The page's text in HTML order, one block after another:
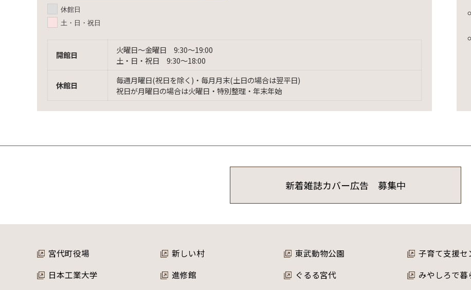
休館日
土・日・祝日
開館日
火曜日〜金曜日 9:30〜19:00
土・日・祝日 9:30〜18:00
休館日
毎週月曜日(祝日を除く)・毎月月末(土日の場合は翌平日)
祝日が月曜日の場合は火曜日・特別整理・年末年始
新着雑誌カバー広告 募集中
宮代町役場 新しい村 東武動物公園 子育て支援セ
日本工業大学
進修館 ぐるる宮代 みやしろで暮